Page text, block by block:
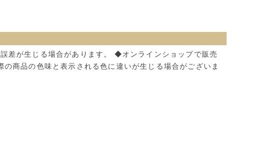
差が生じる場合があります。 ◆オンラインショップで販売
商品の色味と表示される色に違いが生じる場合がございま